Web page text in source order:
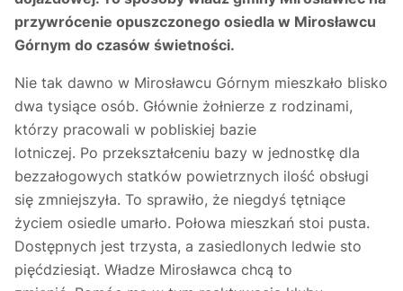
przywrócenie opuszczonego osiedla w Mirosławcu
Górnym do czasów świetności.
Nie tak dawno w Mirosławcu Górnym mieszkało blisko
dwa tysiące osób. Głównie żołnierze z rodzinami,
którzy pracowali w pobliskiej bazie
lotniczej. Po przekształceniu bazy w jednostkę dla
bezzałogowych statków powietrznych ilość obsługi
się zmniejszyła. To sprawiło, że niegdyś tętniące
życiem osiedle umarło. Połowa mieszkań stoi pusta.
Dostępnych jest trzysta, a zasiedlonych ledwie sto
pięćdziesiąt. Władze Mirosławca chcą to